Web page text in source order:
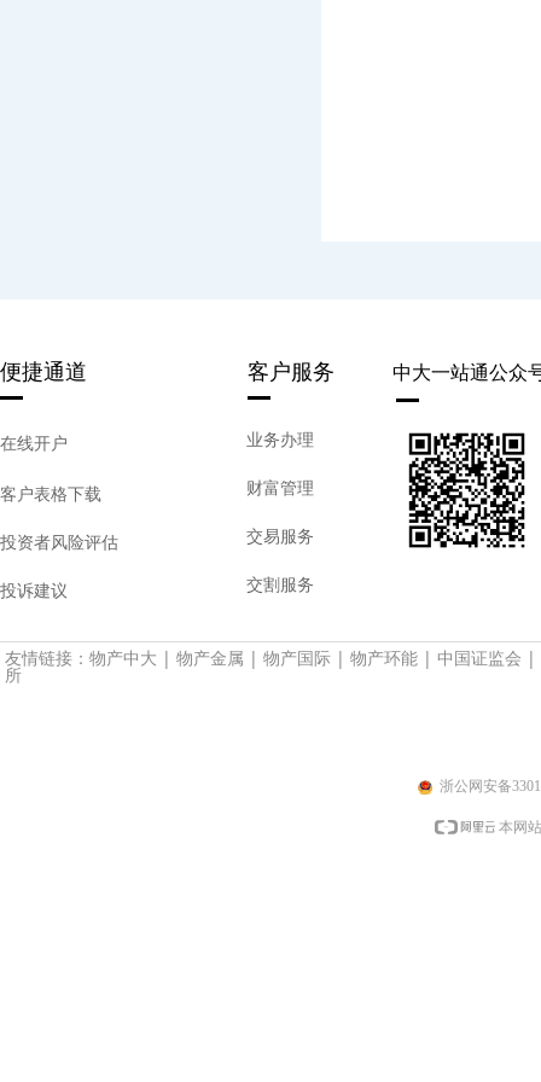
便捷通道
在线开户
客户表格下载
投资者风险评估
投诉建议
业务办理
财富管理
交易服务
交割服务
客户服务
友情链接： 物产中大 | 物产金属 | 物产国际 | 物产环能 | 中国证监会 |
所
中大一站通公众
浙公网安备
本网